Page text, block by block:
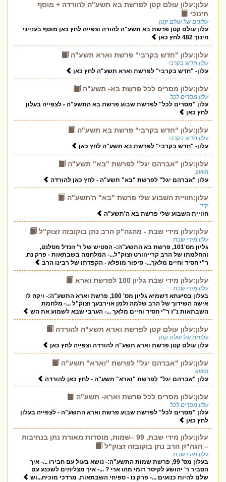
עלון:עלון עולם קטן לפרשת בא תשע"ה להורדה + מוסף
חינוכי
עלונים של עולם קטן
עלון עולם קטן פרשת בא תשע"ה להורה וצפייה לחץ כאן מוסף בענייני
חינוך 482 לחץ כאן
עלון:עלון "חדש בקרבי" פרשת וארא תשע"ה
עלון חדש בקרבי
עלון- "חדש בקרבי" לפרשת וארא תשע"ה לחץ כאן
עלון:עלון מסרים לכל פרשת בא- תשע"ה
עלון מסרים לכל
עלון "מסרים לכל" לפרשת שבוע פרשת בא התשע"ה - לצפייה בעלון
לחץ כאן
עלון:עלון "חדש בקרבי" פרשת בא תשע"ה
עלון חדש בקרבי
עלון- "חדש בקרבי" לפרשת בא תשע"ה לחץ כאן
עלון:עלון "אברהם יגל" לפרשת "בא" תשע"ה
avim
עלון "אברהם יגל" לפרשת "בא" תשע"ה - לחץ כאן להורדה
עלון:חוויית השבוע שלי פרשת "בא" ה'תשע"ה
ידד
חוויית השבוע שלי פרשת בא ה'תשע"ה
עלון:עלון מידי שבת - מהגה"ק הרב נתן בוקובזה זצוק"ל
עלון מידי שבת
גליון מס'101, פרשת בא התשע"ה:- הפטיש של ר' זונדל מסלנט,
והחלמתו של הרב קרייזוורט זצוק"ל...- המלחמה בשבתאות - פרק נח,
ר"י חסיד וחיים מלאך...- סיפור מופלא - הקפדתו של רבינו הרב
עלון:עלון מידי שבת גליון 100 לפרשת וארא
עלון מידי שבת
בעלון בסיעתא דשמיא גליון מס' 100, פרשת וארא התשע"ה:- ויקח לו
אישה השידוך של הרב שלמה זלמן אוירבעך זצוק"ל ...- מלחמת
השבתאות נ"ז ר"י חסיד וחיים מלאך ...- הערבי שבא לשמוע את הש
עלון:עלון עולם קטן לפרשת וארא תשע"ה להורדה
עלונים של עולם קטן
עלון עולם קטן פרשת וארא תשע"ה להורדה וצפייה לחץ כאן
עלון:עלון "אברהם יגל" לפרשת "וארא" תשע"ה
avim
עלון "אברהם יגל" לפרשת "וארא" תשע"ה - לחץ כאן להורדה
עלון:עלון מסרים לכל פרשת וארא- תשע"ה
עלון מסרים לכל
עלון "מסרים לכל" לפרשת שבוע פרשת וארא התשע"ה - לצפייה בעלון
לחץ כאן
עלון:עלון מידי שבת, 99 –שמות, מוסדות מאורת נתן בנתיבות
– הגה"ק הרב נתן בוקובזה זצוק"ל
עלון מידי שבת
בעלון מס' 99, פרשת שמות התשע"ה:- נושא בעול עם חבירו ...- איך
הסביר ר' יהושע לקיסר רומי מהו ארי ? ...- איך מצליחים לשכנע עם
שלם להיות כנועים ...- פרק נו - ספיחי השבתאות, מרדכי מוכיח...וש